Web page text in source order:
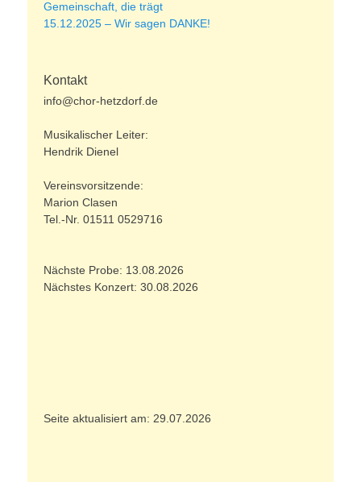
Gemeinschaft, die trägt
15.12.2025 – Wir sagen DANKE!
Kontakt
info@chor-hetzdorf.de
Musikalischer Leiter:
Hendrik Dienel
Vereinsvorsitzende:
Marion Clasen
Tel.-Nr. 01511 0529716
Nächste Probe: 13.08.2026
Nächstes Konzert: 30.08.2026
Seite aktualisiert am: 29.07.2026